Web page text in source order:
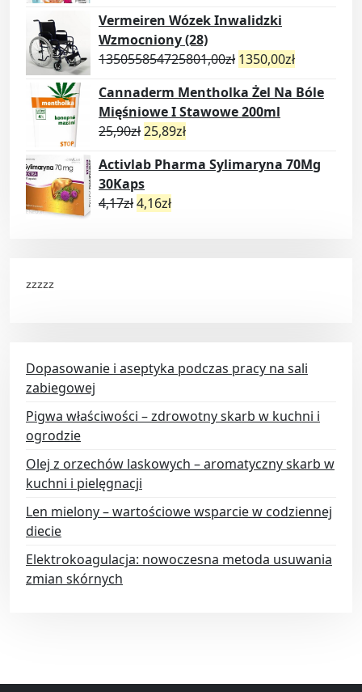
Vermeiren Wózek Inwalidzki
Wzmocniony (28)
135055854725801,00zł 1350,00zł
Cannaderm Mentholka Żel Na Bóle
Mięśniowe I Stawowe 200ml
25,90zł25,89zł
Activlab Pharma Sylimaryna 70Mg
30Kaps
4,17zł4,16zł
zzzzz
Dopasowanie i aseptyka podczas pracy na sali
zabiegowej
Pigwa właściwości – zdrowotny skarb w kuchni i
ogrodzie
Olej z orzechów laskowych – aromatyczny skarb w
kuchni i pielęgnacji
Len mielony – wartościowe wsparcie w codziennej
diecie
Elektrokoagulacja: nowoczesna metoda usuwania
zmian skórnych